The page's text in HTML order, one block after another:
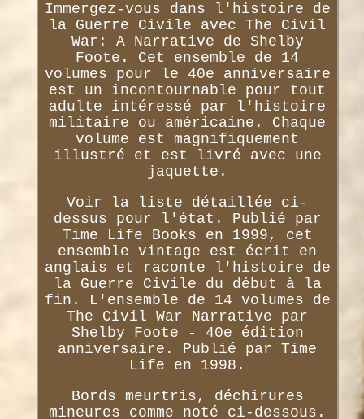
Immergez-vous dans l'histoire de
la Guerre Civile avec The Civil
War: A Narrative de Shelby
Foote. Cet ensemble de 14
volumes pour le 40e anniversaire
est un incontournable pour tout
adulte intéressé par l'histoire
militaire ou américaine. Chaque
volume est magnifiquement
illustré et est livré avec une
jaquette.
Voir la liste détaillée ci-
dessus pour l'état. Publié par
Time Life Books en 1999, cet
ensemble vintage est écrit en
anglais et raconte l'histoire de
la Guerre Civile du début à la
fin. L'ensemble de 14 volumes de
The Civil War Narrative par
Shelby Foote - 40e édition
anniversaire. Publié par Time
Life en 1998.
Bords meurtris, déchirures
mineures comme noté ci-dessous.